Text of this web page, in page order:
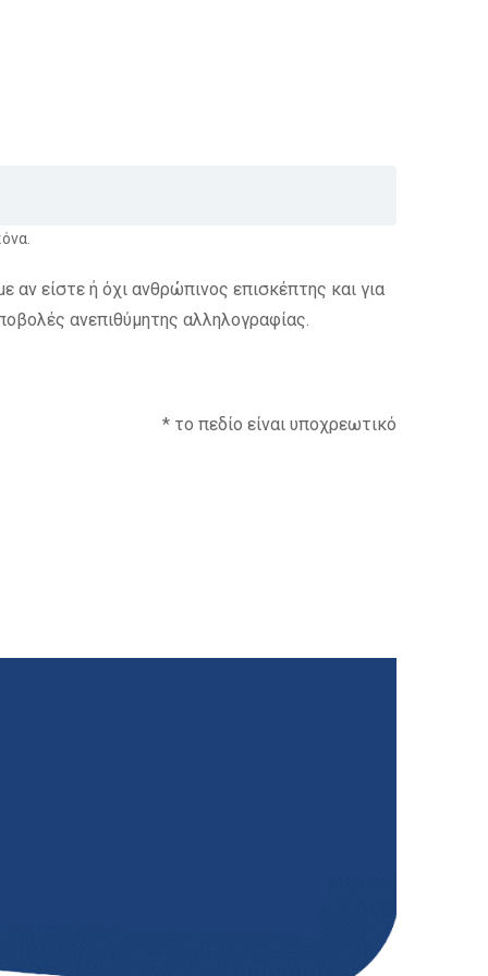
αν είστε ή όχι ανθρώπινος επισκέπτης και για
ανεπιθύμητης αλληλογραφίας.
* το πεδίο είναι υποχρεωτικό